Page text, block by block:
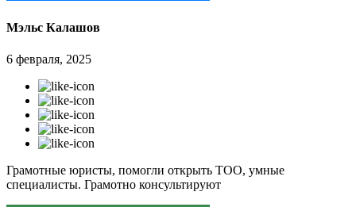
Мэльс Калашов
6 февраля, 2025
Грамотные юристы, помогли открыть ТОО, умные
специалисты. Грамотно консультируют